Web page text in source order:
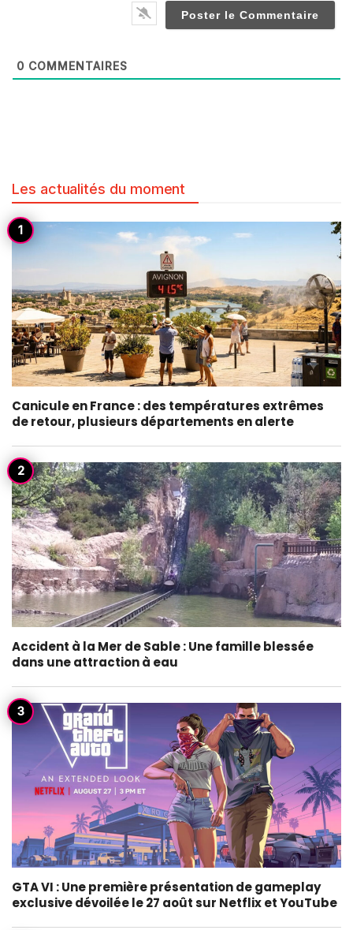
0 COMMENTAIRES
Les actualités du moment
Canicule en France : des températures extrêmes
de retour, plusieurs départements en alerte
Accident à la Mer de Sable : Une famille blessée
dans une attraction à eau
GTA VI : Une première présentation de gameplay
exclusive dévoilée le 27 août sur Netflix et YouTube